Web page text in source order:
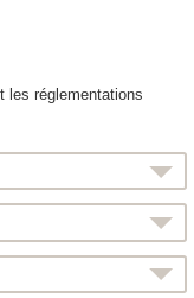
les réglementations